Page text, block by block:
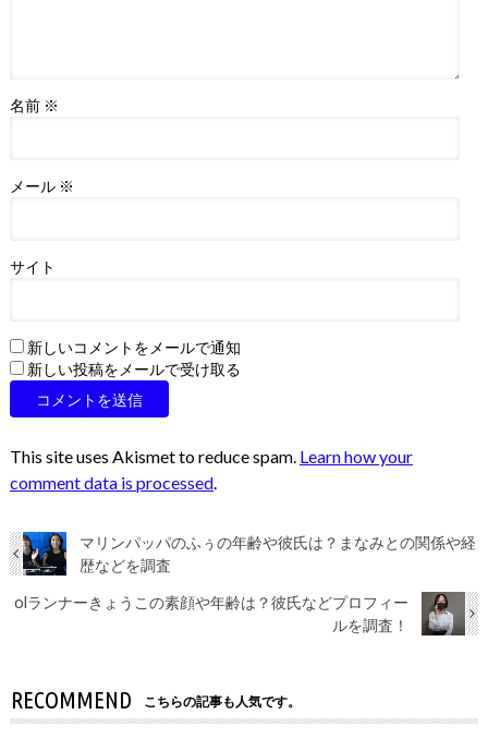
名前 ※
メール ※
サイト
新しいコメントをメールで通知
新しい投稿をメールで受け取る
This site uses Akismet to reduce spam. Learn how your
comment data is processed.
マリンパッパのふぅの年齢や彼氏は？まなみとの関係や経
歴などを調査
olランナーきょうこの素顔や年齢は？彼氏などプロフィー
ルを調査！
RECOMMEND こちらの記事も人気です。